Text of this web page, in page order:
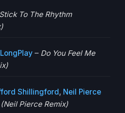
Stick To The Rhythm
LongPlay– Do You Feel Me
Shillingford , Neil Pierce
Pierce Remix)